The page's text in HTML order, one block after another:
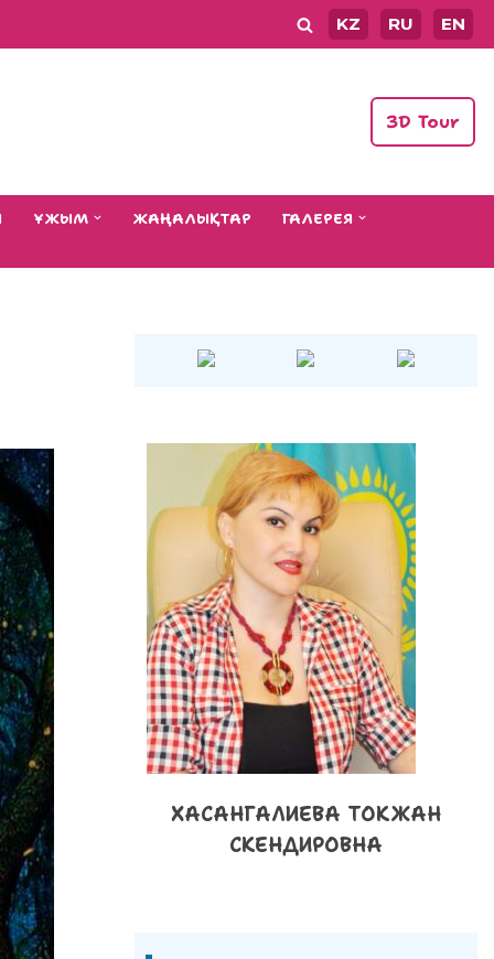
KZ RU EN
3D Tour
ҰЖЫМ ЖАҢАЛЫҚТАР
ГАЛЕРЕЯ
ХАСАНГАЛИЕВА ТОКЖАН
СКЕНДИРОВНА